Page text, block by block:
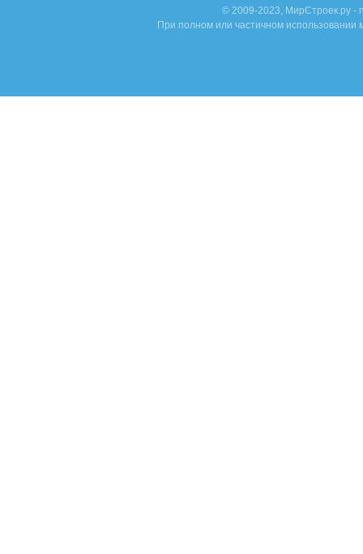
© 2009-2023, МирСтроек.ру -
При полном или частичном использовании